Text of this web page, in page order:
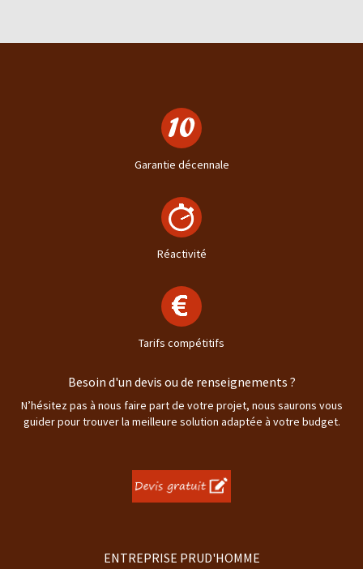
Garantie décennale
Réactivité
Tarifs compétitifs
Besoin d'un devis ou de renseignements ?
N’hésitez pas à nous faire part de votre projet, nous saurons vous
guider pour trouver la meilleure solution adaptée à votre budget.
ENTREPRISE PRUD'HOMME